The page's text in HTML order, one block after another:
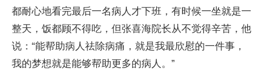
都耐心地看完最后一名病人才下班，有时候一坐就是一
整天，饭都顾不得吃，但张喜海院长从不觉得辛苦，他
说：“能帮助病人祛除病痛，就是我最欣慰的一件事，
我的梦想就是能够帮助更多的病人。”